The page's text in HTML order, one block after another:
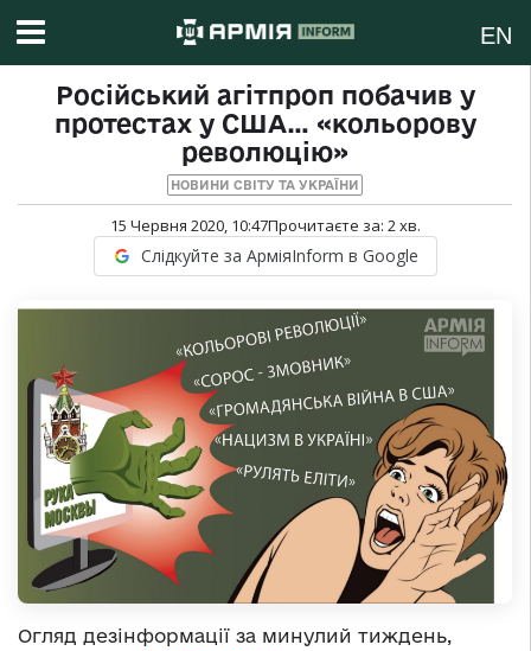
EN
Російський агітпроп побачив у
протестах у США… «кольорову
революцію»
НОВИНИ СВІТУ ТА УКРАЇНИ
15 Червня 2020, 10:47Прочитаєте за: 2хв.
Слідкуйте за АрміяInform в Google
Огляд дезінформації за минулий тиждень,